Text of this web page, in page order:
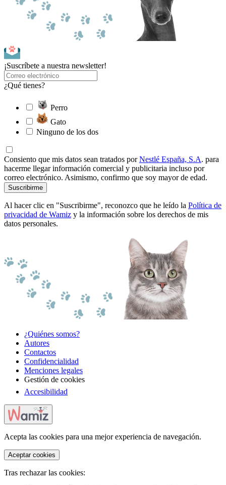
¡Suscríbete a nuestra newsletter!
¿Qué tienes?
Perro
Gato
Ninguno de los dos
Consiento que mis datos sean tratados porNestlé España, S.A. para
hacerme llegar información comercial y publicitaria incluso por
correo electrónico. Asimismo, confirmo que soy mayor de edad.
Suscribirme
Al hacer clic en "Suscribirme", reconozco que he leído la Política de
privacidad de Wamiz y la información sobre los derechos de mis
datos personales.
¿Quiénes somos?
Autores
Contactos
Confidencialidad
Menciones legales
Gestión de cookies
Accesibilidad
Acepta las cookies para una mejor experiencia de navegación.
Aceptar cookies
Tras rechazar las cookies: